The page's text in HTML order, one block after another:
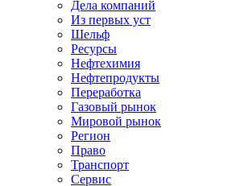
Дела компаний
Из первых уст
Шельф
Ресурсы
Нефтехимия
Нефтепродукты
Переработка
Газовый рынок
Мировой рынок
Регион
Право
Транспорт
Сервис